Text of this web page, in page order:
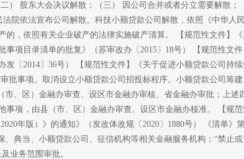
） 股东大会决议解散；（三） 因公司合并或者分立需要解散；
院依法宣布公司解散。科技小额贷款公司解散，依照《中华人
，依照有关企业破产的法律实施破产清算。 【规范性文件】
项目录清单的批复》（苏审改办〔2015〕18号） 【规范性文
发〔2014〕36号） 【规范性文件】《关于促进小额贷款公司持
批事项。取消设立小额贷款公司招投标程序。小额贷款公司筹
、区）金融办审查、设区市金融办审核、省金融办审批；上述
项，由县（市、区）金融办审查、设区市金融办核准。 【规
年版）》的通知》（发改体改规〔2020〕1880号） 《清单》
典当、小额贷款公司、征信机构等相关金融服务机构；“禁止
业务范围审批。